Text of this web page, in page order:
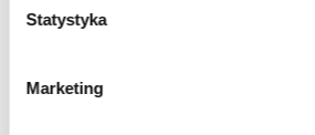
Statystyka
Marketing